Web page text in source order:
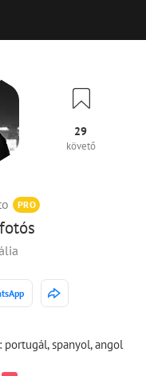
PRO
29
követő
spanyol, angol